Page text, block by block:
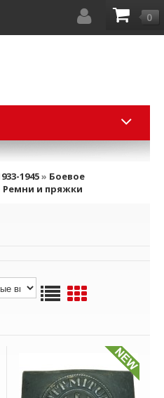
0
1945» Боевое
Ремни и пряжки